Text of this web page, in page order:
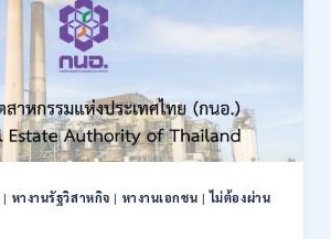
| หางานรัฐวิสาหกิจ | หางานเอกชน |ไม่ต้องผ่าน